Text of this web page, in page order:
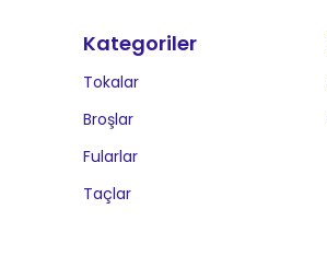
Kategoriler
Tokalar
Broşlar
Fularlar
Taçlar